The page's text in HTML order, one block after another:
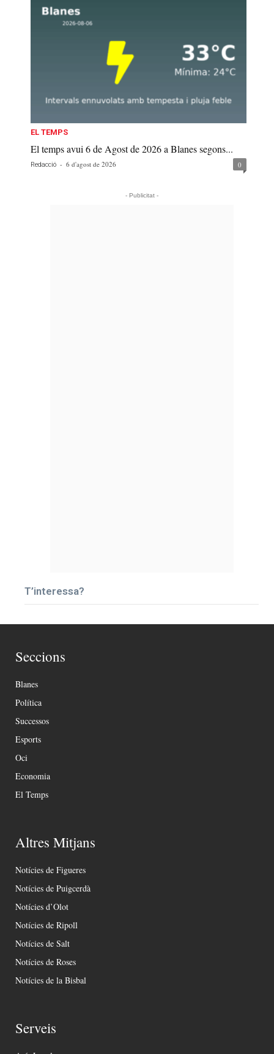
EL TEMPS
El temps avui 6 de Agost de 2026 a Blanes segons...
Redacció - 6 d'agost de 2026 0
- Publicitat -
T’interessa?
Seccions
Blanes
Política
Successos
Esports
Oci
Economia
El Temps
Altres Mitjans
Notícies de Figueres
Notícies de Puigcerdà
Notícies d’Olot
Notícies de Ripoll
Notícies de Salt
Notícies de Roses
Notícies de la Bisbal
Serveis